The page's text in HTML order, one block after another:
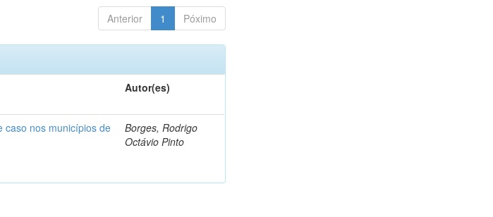
Anterior 1 Póximo
Autor(es)
caso nos municípios de
Borges, Rodrigo
Octávio Pinto